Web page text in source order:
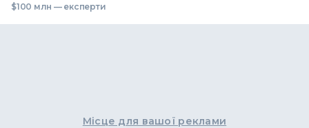
$100 млн — експерти
Місце для вашої реклами